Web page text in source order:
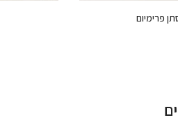
פרימיום